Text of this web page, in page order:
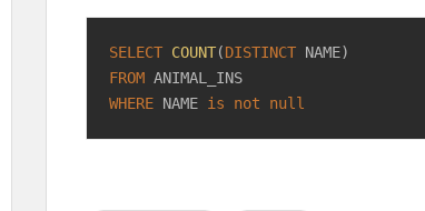
SELECT COUNT(DISTINCT
FROM
WHERE NAME is not null